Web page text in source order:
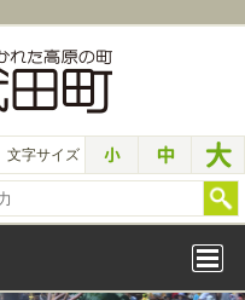
文字サイズ